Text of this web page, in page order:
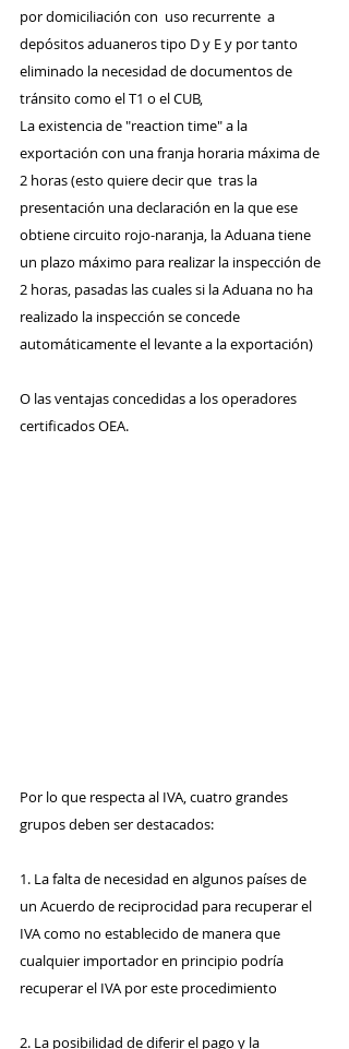
por domiciliación con  uso recurrente  a
depósitos aduaneros tipo D y E y por tanto
eliminado la necesidad de documentos de
tránsito como el T1 o el CUB,
La existencia de "reaction time" a la
exportación con una franja horaria máxima de
2 horas (esto quiere decir que  tras la
presentación una declaración en la que ese
obtiene circuito rojo-naranja, la Aduana tiene
un plazo máximo para realizar la inspección de
2 horas, pasadas las cuales si la Aduana no ha
realizado la inspección se concede
automáticamente el levante a la exportación)
O las ventajas concedidas a los operadores
certificados OEA.
Por lo que respecta al IVA, cuatro grandes
grupos deben ser destacados:
1. La falta de necesidad en algunos países de
un Acuerdo de reciprocidad para recuperar el
IVA como no establecido de manera que
cualquier importador en principio podría
recuperar el IVA por este procedimiento
2. La posibilidad de diferir el pago y la